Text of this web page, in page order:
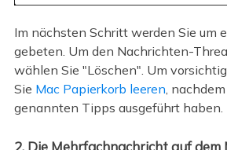
Im nächsten Schritt werden Sie um
gebeten. Um den Nachrichten-
wählen Sie "Löschen". Um
Sie Mac Papierkorb leeren,
genannten Tipps ausgeführt haben.
2. Die Mehrfachnachricht auf dem